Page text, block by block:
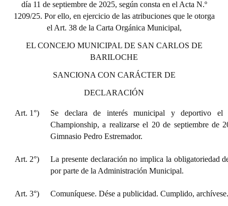
Datos Históricos
Premio al Mérito - Registro
Audiencias Públicas - Registro
Ciudadano Ilustre - Registro
Huéspedes de Honor - Registro
día 11 de septiembre de 2025, según consta en el Acta N.º
1209/25. Por ello, en ejercicio de las atribuciones que le otorga
el Art. 38 de la Carta Orgánica Municipal,
EL CONCEJO MUNICIPAL DE SAN CARLOS DE
BARILOCHE
SANCIONA CON CARÁCTER DE
DECLARACIÓN
Art. 1°)
Se declara de interés municipal y deportivo el
Championship, a realizarse el 20 de septiembre de
Gimnasio Pedro Estremador.
Art. 2°)
La presente declaración no implica la obligatoriedad
por parte de la Administración Municipal.
Art. 3°) Comuníquese. Dése a publicidad. Cumplido, archívese.